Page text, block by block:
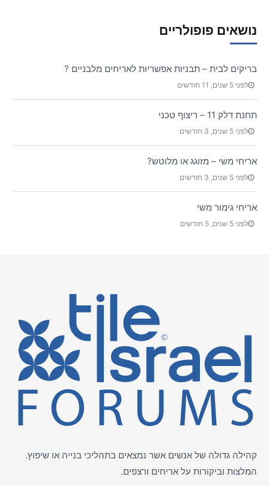
נושאים פופולריים
בריקים לבית – תבניות אפשריות לאריחים מלבניים ?
לפני 5 שנים, 11 חודשים
תחנת דלק 11 – ריצוף טכני
לפני 5 שנים, 3 חודשים
אריחי משי – מזוגג או מלוטש?
לפני 5 שנים, 3 חודשים
אריחי גימור משי
לפני 5 שנים, 5 חודשים
קהילה גדולה של אנשים אשר נמצאים בתהליכי בנייה או שיפוץ.
המלצות וביקורות על אריחים ורצפים.